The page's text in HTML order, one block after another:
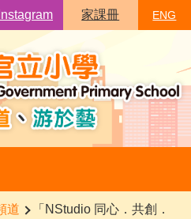
Instagram 家課冊 ENG
道 「NStudio 同心．共創．護